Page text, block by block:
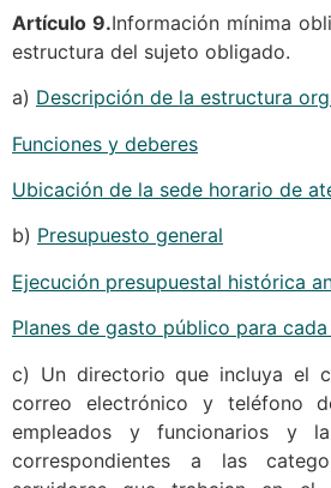
Artículo 9.Información mínima
estructura del sujeto obligado.
a) Descripción de la estructura
Funciones y deberes
Ubicación de la sede horario de
b) Presupuesto general
Ejecución presupuestal histórica
Planes de gasto público para
c) Un directorio que incluya el
correo electrónico y teléfono
empleados y funcionarios y
correspondientes a las